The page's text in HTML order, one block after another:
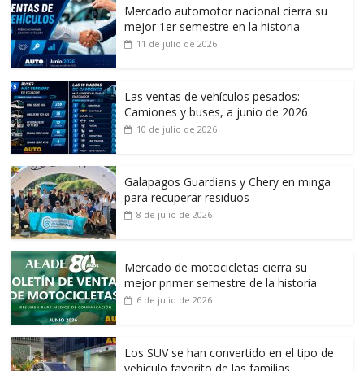
Mercado automotor nacional cierra su
mejor 1er semestre en la historia
11 de julio de 2026
Las ventas de vehículos pesados:
Camiones y buses, a junio de 2026
10 de julio de 2026
Galapagos Guardians y Chery en minga
para recuperar residuos
8 de julio de 2026
Mercado de motocicletas cierra su
mejor primer semestre de la historia
6 de julio de 2026
Los SUV se han convertido en el tipo de